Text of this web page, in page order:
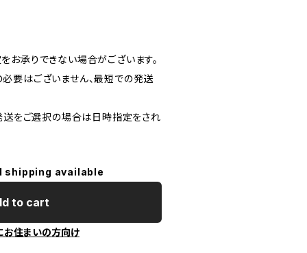
承りできない場合がございます。
要はございません、最短での発送
をご選択の場合は日時指定をされ
shipping available
to cart
お住まいの方向け